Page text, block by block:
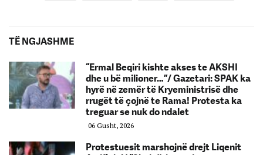
TË NGJASHME
“Ermal Beqiri kishte akses te AKSHI
dhe u bë milioner…”/ Gazetari: SPAK ka
hyrë në zemër të Kryeministrisë dhe
rrugët të çojnë te Rama! Protesta ka
treguar se nuk do ndalet
06 Gusht, 2026
Protestuesit marshojnë drejt Liqenit